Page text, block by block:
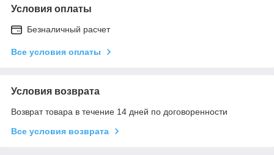
Условия оплаты
Безналичный расчет
Все условия оплаты
Условия возврата
Возврат товара в течение 14 дней по договоренности
Все условия возврата